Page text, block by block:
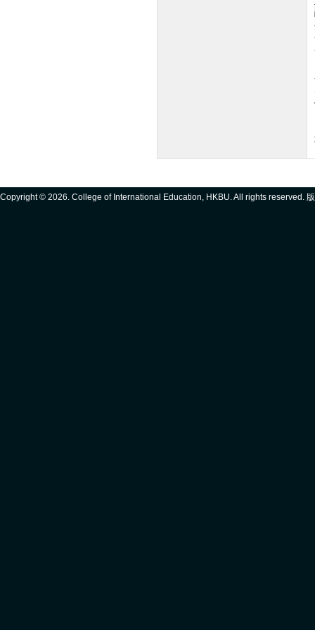
Copyright © 2026. College of International Education, HKBU. All rights reserved.